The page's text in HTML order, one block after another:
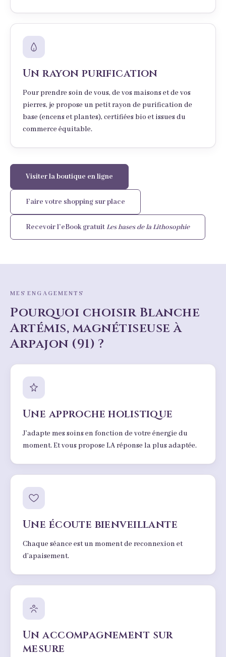
Un rayon purification
Pour prendre soin de vous, de vos maisons et de vos
pierres, je propose un petit rayon de purification de
base (encens et plantes), certifiées bio et issues du
commerce équitable.
Visiter la boutique en ligne
Faire votre shopping sur place
Recevoir l’eBook gratuitLes bases de la Lithosophie
MES ENGAGEMENTS
Pourquoi choisir Blanche
Artémis, magnétiseuse à
Arpajon (91) ?
Une approche holistique
J’adapte mes soins en fonction de votre énergie du
moment. Et vous propose LA réponse la plus adaptée.
Une écoute bienveillante
Chaque séance est un moment de reconnexion et
d’apaisement.
Un accompagnement sur
mesure